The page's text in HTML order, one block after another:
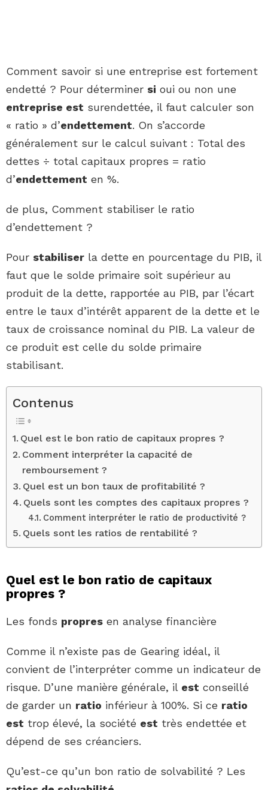
Comment savoir si une entreprise est fortement
endetté ? Pour déterminer si oui ou non une
entreprise est surendettée, il faut calculer son
« ratio » d’endettement. On s’accorde
généralement sur le calcul suivant : Total des
dettes ÷ total capitaux propres = ratio
d’endettement en %.
de plus, Comment stabiliser le ratio
d’endettement ?
Pour stabiliser la dette en pourcentage du PIB, il
faut que le solde primaire soit supérieur au
produit de la dette, rapportée au PIB, par l’écart
entre le taux d’intérêt apparent de la dette et le
taux de croissance nominal du PIB. La valeur de
ce produit est celle du solde primaire
stabilisant.
Contenus
Quel est le bon ratio de capitaux propres ?
Comment interpréter la capacité de
remboursement ?
Quel est un bon taux de profitabilité ?
Quels sont les comptes des capitaux propres ?
Comment interpréter le ratio de productivité ?
Quels sont les ratios de rentabilité ?
Quel est le bon ratio de capitaux
propres ?
Les fonds propres en analyse financière
Comme il n’existe pas de Gearing idéal, il
convient de l’interpréter comme un indicateur de
risque. D’une manière générale, il est conseillé
de garder un ratio inférieur à 100%. Si ce ratio
est trop élevé, la société est très endettée et
dépend de ses créanciers.
Qu’est-ce qu’un bon ratio de solvabilité ? Les